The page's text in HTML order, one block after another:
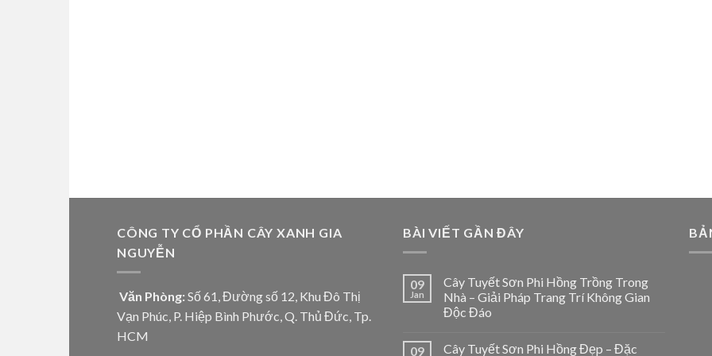
CÔNG TY CỔ PHẦN CÂY XANH GIA
NGUYỄN
Văn Phòng: Số 61, Đường số 12, Khu Đô Thị
Vạn Phúc, P. Hiệp Bình Phước, Q. Thủ Đức, Tp.
HCM
BÀI VIẾT GẦN ĐÂY
09
Jan
Cây Tuyết Sơn Phi Hồng Trồng Trong
Nhà – Giải Pháp Trang Trí Không Gian
Độc Đáo
09
Cây Tuyết Sơn Phi Hồng Đẹp – Đặc